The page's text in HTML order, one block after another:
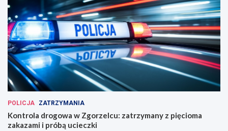
POLICJA ZATRZYMANIA
Kontrola drogowa w Zgorzelcu: zatrzymany z pięcioma
zakazami i próbą ucieczki